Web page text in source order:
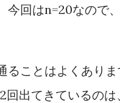
今回はn=20なので
ることはよくあり
出てきているのは